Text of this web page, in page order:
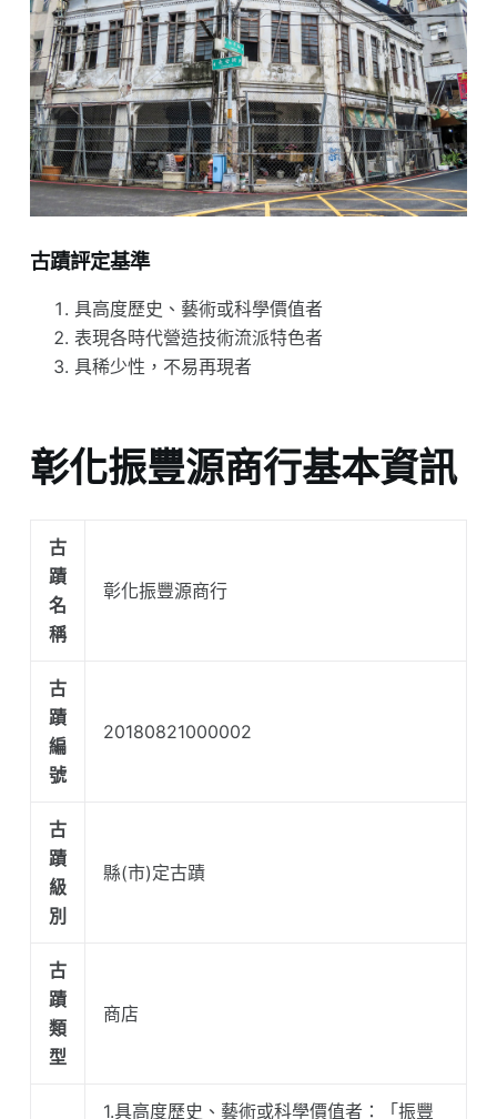
古蹟評定基準
具高度歷史、藝術或科學價值者
表現各時代營造技術流派特色者
具稀少性，不易再現者
彰化振豐源商行基本資訊
古
蹟
名
稱
彰化振豐源商行
古
蹟
編
號
20180821000002
古
蹟
級
別
縣(市)定古蹟
古
蹟
類
型
商店
1.具高度歷史、藝術或科學價值者：「振豐